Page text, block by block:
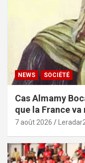
NEWS SOCIÉTÉ
Cas Almamy
que la France
7 août 2026